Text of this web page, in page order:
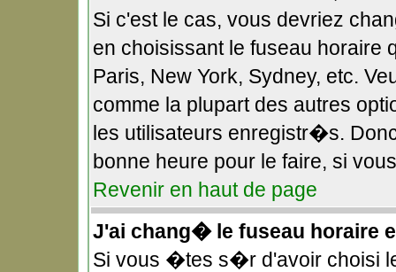
Si c'est le cas, vous devriez
en choisissant le fuseau horaire
Paris, New York, Sydney, etc.
comme la plupart des autres
les utilisateurs enregistr�s.
bonne heure pour le faire, si
Revenir en haut de page
J'ai chang� le fuseau horaire
Si vous �tes s�r d'avoir choisi